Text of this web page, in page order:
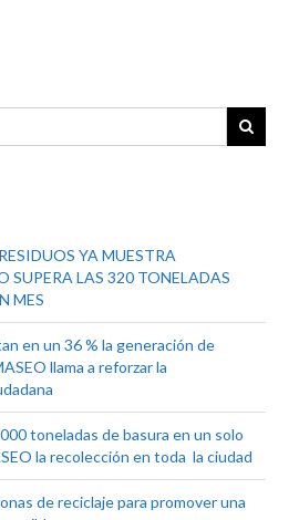
YA MUESTRA
SUPERA LAS 320 TONELADAS
MES
en un 36 % la generación de
llama a reforzar la
toneladas de basura en un solo
la recolección en toda la ciudad
de reciclaje para promover una